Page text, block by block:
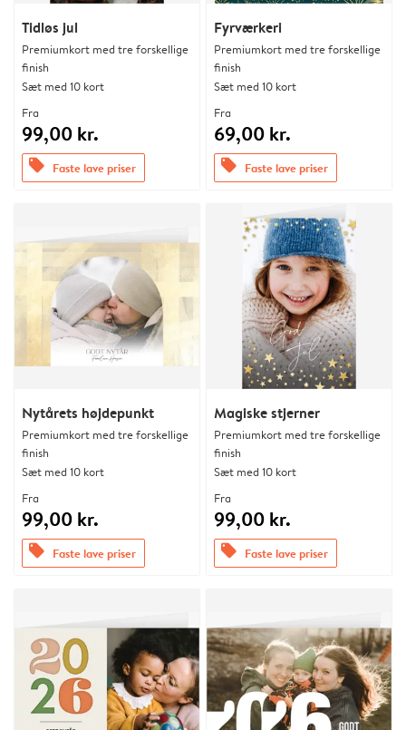
Tidløs jul
Premiumkort med tre forskellige
finish
Sæt med 10 kort
Fra
99,00 kr.
offers Faste lave priser
Fyrværkeri
Premiumkort med tre forskellige
finish
Sæt med 10 kort
Fra
69,00 kr.
offers Faste lave priser
Nytårets højdepunkt
Premiumkort med tre forskellige
finish
Sæt med 10 kort
Fra
99,00 kr.
offers Faste lave priser
Magiske stjerner
Premiumkort med tre forskellige
finish
Sæt med 10 kort
Fra
99,00 kr.
offers Faste lave priser